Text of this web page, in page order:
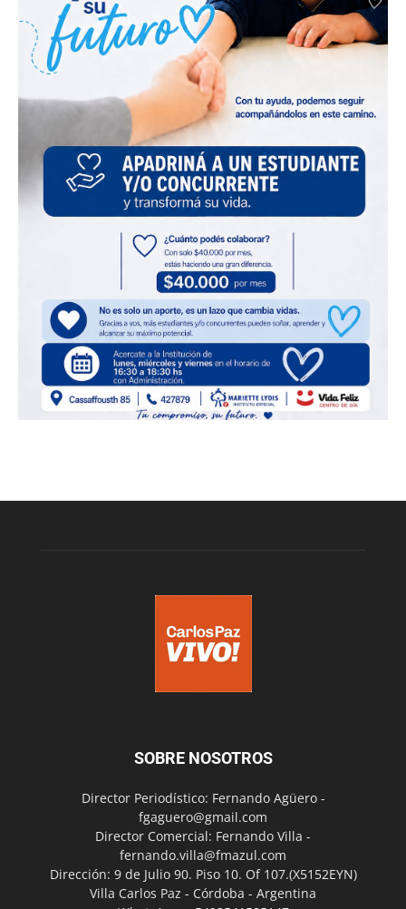
SOBRE NOSOTROS
Director Periodístico: Fernando Agüero -
fgaguero@gmail.com
Director Comercial: Fernando Villa -
fernando.villa@fmazul.com
Dirección: 9 de Julio 90. Piso 10. Of 107.(X5152EYN)
Villa Carlos Paz - Córdoba - Argentina